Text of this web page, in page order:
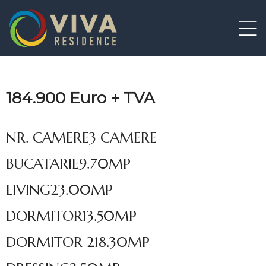
184.900 Euro + TVA
NR. CAMERE3 CAMERE
BUCATARIE9.70MP
LIVING23.00MP
DORMITOR13.50MP
DORMITOR 218.30MP
3
3
4
5